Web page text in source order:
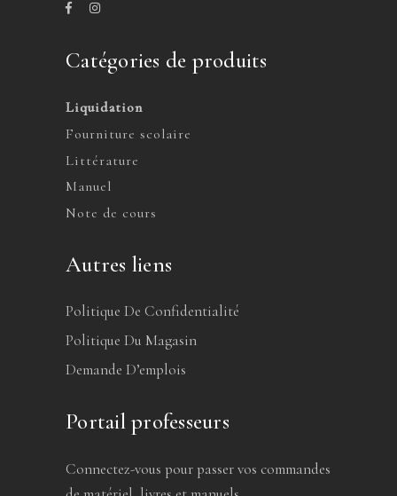
Catégories de produits
Liquidation
Fourniture scolaire
Littérature
Manuel
Note de cours
Autres liens
Politique De Confidentialité
Politique Du Magasin
Demande D’emplois
Portail professeurs
Connectez-vous pour passer vos commandes